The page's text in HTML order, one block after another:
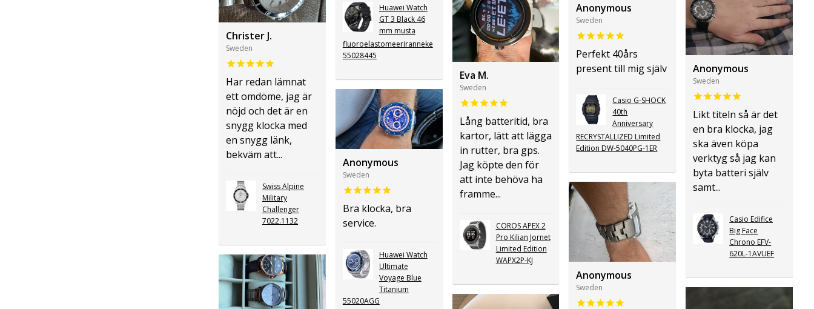
Christer J.
Sweden
Har redan lämnat
ett omdöme, jag är
nöjd och det är en
snygg klocka med
en snygg länk,
bekväm att...
Swiss Alpine
Military
Challenger
7022.1132
Huawei Watch
GT 3 Black 46
mm musta
fluoroelastomeeriranneke
55028445
Anonymous
Sweden
Bra klocka, bra
service.
Huawei Watch
Ultimate
Voyage Blue
Titanium
55020AGG
Eva M.
Sweden
Lång batteritid, bra
kartor, lätt att lägga
in rutter, bra gps.
Jag köpte den för
att inte behöva ha
framme...
COROS APEX 2
Pro Kilian Jornet
Limited Edition
WAPX2P-KJ
Anonymous
Sweden
Perfekt 40års
present till mig själv
Casio G-SHOCK
40th
Anniversary
RECRYSTALLIZED Limited
Edition DW-5040PG-1ER
Anonymous
Sweden
Anonymous
Sweden
Likt titeln så är det
en bra klocka, jag
ska även köpa
verktyg så jag kan
byta batteri själv
samt...
Casio Edifice
Big Face
Chrono EFV-
620L-1AVUEF